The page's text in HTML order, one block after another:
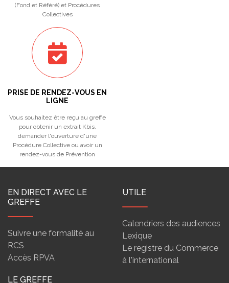
(Fond et Référé) et Procédures
Collectives
PRISE DE RENDEZ-VOUS EN
LIGNE
Vous souhaitez être reçu au greffe
pour obtenir un extrait Kbis,
demander l'ouverture d'une
Procédure Collective ou avoir un
rendez-vous de Prévention
EN DIRECT AVEC LE
GREFFE
Suivre une formalité au
RCS
Accès RPVA
UTILE
Calendriers des audiences
Lexique
Le registre du Commerce
à l'international
LE GREFFE